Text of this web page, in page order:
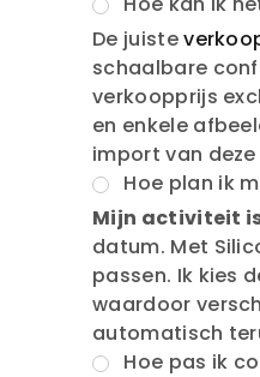
De juiste
schaalbare
verkoopprijs
en enkele
import van
Hoe plan ik
Mijn activiteit
datum. Met
passen. Ik kies
waardoor
automatisch
Hoe pas ik